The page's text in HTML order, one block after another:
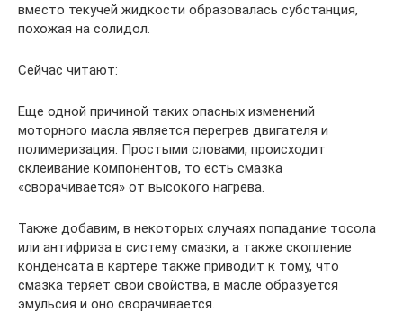
вместо текучей жидкости образовалась субстанция,
похожая на солидол.
Сейчас читают:
Еще одной причиной таких опасных изменений
моторного масла является перегрев двигателя и
полимеризация. Простыми словами, происходит
склеивание компонентов, то есть смазка
«сворачивается» от высокого нагрева.
Также добавим, в некоторых случаях попадание тосола
или антифриза в систему смазки, а также скопление
конденсата в картере также приводит к тому, что
смазка теряет свои свойства, в масле образуется
эмульсия и оно сворачивается.